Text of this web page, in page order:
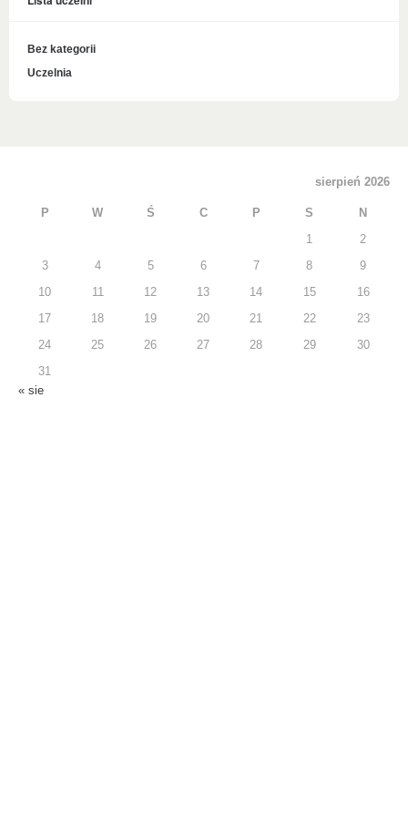
Bez kategorii
Uczelnia
sierpień 2026
P W Ś C P S N
1 2
3 4 5 6 7 8 9
10 11 12 13 14 15 16
17 18 19 20 21 22 23
24 25 26 27 28 29 30
31
« sie